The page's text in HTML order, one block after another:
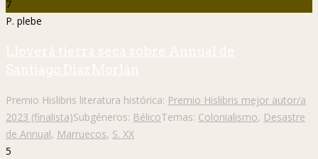
7
P. plebe
Lloverá tierra seca sobre Annual de
Santiago Díaz Morlán
Premio Hislibris literatura histórica: Premio Hislibris mejor autor/a
2023 (finalista)Subgéneros: BélicoTemas: Colonialismo, Desastre
de Annual, Marruecos, S. XX
5